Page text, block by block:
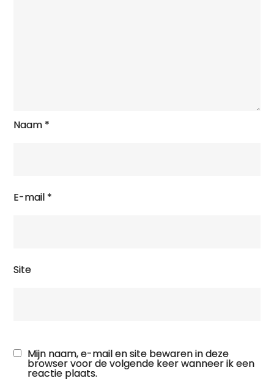
Naam *
E-mail *
Site
Mijn naam, e-mail en site bewaren in deze
browser voor de volgende keer wanneer ik een
reactie plaats.